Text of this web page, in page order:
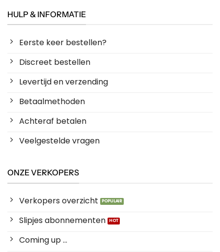
HULP & INFORMATIE
Eerste keer bestellen?
Discreet bestellen
Levertijd en verzending
Betaalmethoden
Achteraf betalen
Veelgestelde vragen
ONZE VERKOPERS
Verkopers overzicht
Slipjes abonnementen
Coming up ...